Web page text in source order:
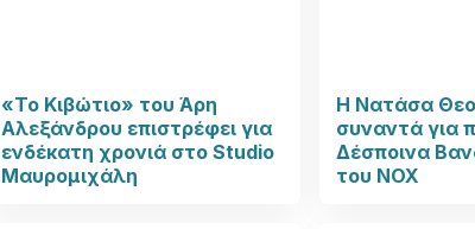
«Το Κιβώτιο» του Άρη
Αλεξάνδρου επιστρέφει για
ενδέκατη χρονιά στο Studio
Μαυρομιχάλη
Η Νατάσα
συναντά για
Δέσποινα
του NOX